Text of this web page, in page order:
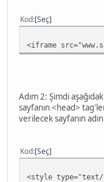
Kod Seç
<iframe
Adım 2: Şimdi
sayfanın <head>
verilecek sayfanın
Kod Seç
<style type="text/